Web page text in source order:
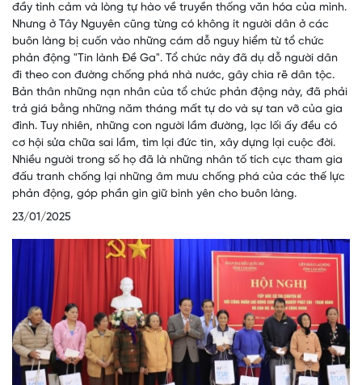
đầy tình cảm và lòng tự hào về truyền thống văn hóa của mình.
Nhưng ở Tây Nguyên cũng từng có không ít người dân ở các
buôn làng bị cuốn vào những cám dỗ nguy hiểm từ tổ chức
phản động "Tin lành Đề Ga". Tổ chức này đã dụ dỗ người dân
đi theo con đường chống phá nhà nước, gây chia rẽ dân tộc.
Bản thân những nạn nhân của tổ chức phản động này, đã phải
trả giá bằng những năm tháng mất tự do và sự tan vỡ của gia
đình. Tuy nhiên, những con người lầm đường, lạc lối ấy đều có
cơ hội sửa chữa sai lầm, tìm lại đức tin, xây dựng lại cuộc đời.
Nhiều người trong số họ đã là những nhân tố tích cực tham gia
đấu tranh chống lại những âm mưu chống phá của các thế lực
phản động, góp phần gìn giữ bình yên cho buôn làng.
23/01/2025